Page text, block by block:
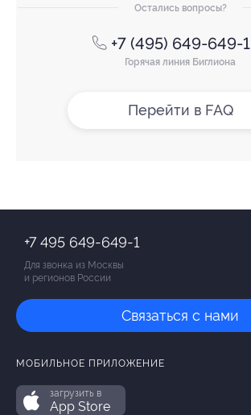
Остались вопросы?
+7 (495) 649-649-1
Горячая линия Биглиона
Перейти в FAQ
+7 495 649-649-1
Для звонка из Москвы
и регионов России
Связаться с нами
МОБИЛЬНОЕ ПРИЛОЖЕНИЕ
загрузить в
App Store